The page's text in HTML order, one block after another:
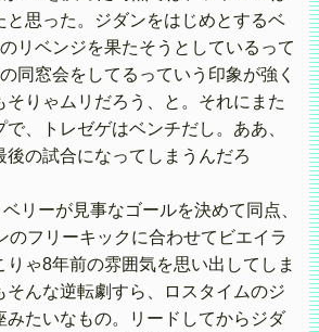
と思った。ジダンをはじめとするベ
リベンジを果たそうとしているって
同窓会をしてるっていう印象が強く
そりゃムリだろう、と。それにまた
、トレゼゲはベンチだし。ああ、
後の試合になってしまうんだろ
リーが見事なゴールを決めて同点、
のフリーキックに合わせてビエイラ
りゃ8年前の雰囲気を思い出してしま
そんな逆転劇すら、ロスタイムのジ
みたいなもの。リードしてからジダ